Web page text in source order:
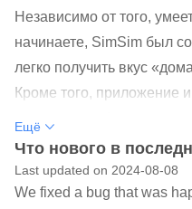
Независимо от того,
начинаете, SimSim был
легко получить вкус
Кроме того, приложение
доступ ко всему, что мы
рецепты, наслаждайтесь
историями, чтобы узнать
Ещё
Что нового в
Last updated on 2024-08-08
We fixed a bug that was